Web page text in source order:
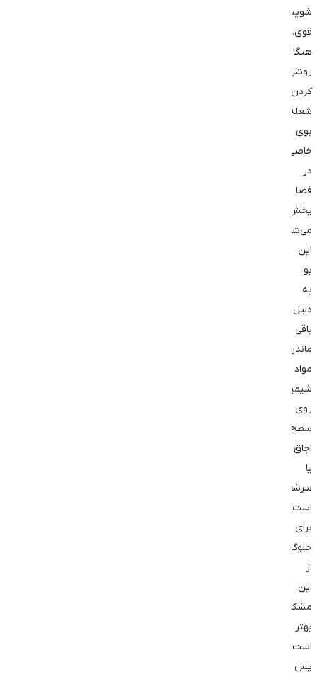
شوینده
قوی،
هنگام
روشن
کردن
شعله
بوی
خاصی
در
فضا
پخش
می‌شود.
این
بو
به
دلیل
باقی
ماندن
مواد
شیمیایی
روی
سطح
اجاق
یا
سرشعله‌ها
است.
برای
جلوگیری
از
این
مشکل،
بهتر
است
پس